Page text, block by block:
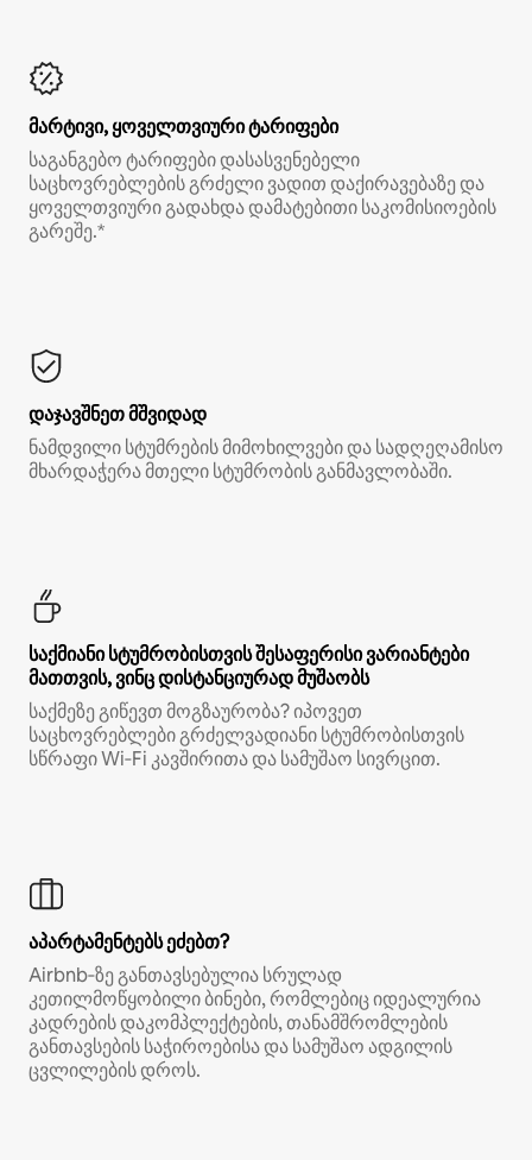
მარტივი, ყოველთვიური ტარიფები
საგანგებო ტარიფები დასასვენებელი
საცხოვრებლების გრძელი ვადით დაქირავებაზე და
ყოველთვიური გადახდა დამატებითი საკომისიოების
გარეშე.*
დაჯავშნეთ მშვიდად
ნამდვილი სტუმრების მიმოხილვები და სადღეღამისო
მხარდაჭერა მთელი სტუმრობის განმავლობაში.
საქმიანი სტუმრობისთვის შესაფერისი ვარიანტები
მათთვის, ვინც დისტანციურად მუშაობს
საქმეზე გიწევთ მოგზაურობა? იპოვეთ
საცხოვრებლები გრძელვადიანი სტუმრობისთვის
სწრაფი Wi‑Fi კავშირითა და სამუშაო სივრცით.
აპარტამენტებს ეძებთ?
Airbnb‑ზე განთავსებულია სრულად
კეთილმოწყობილი ბინები, რომლებიც იდეალურია
კადრების დაკომპლექტების, თანამშრომლების
განთავსების საჭიროებისა და სამუშაო ადგილის
ცვლილების დროს.